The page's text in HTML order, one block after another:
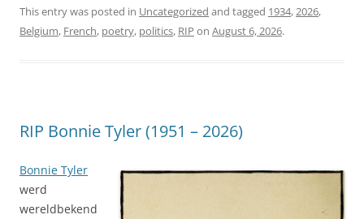
This entry was posted in Uncategorized and tagged 1934,2026,
Belgium, French, poetry, politics, RIP on August 6, 2026.
RIP Bonnie Tyler (1951 – 2026)
Bonnie Tyler
werd
wereldbekend